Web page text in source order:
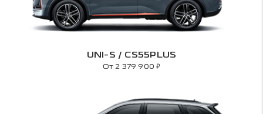
UNI-S / CS55PLUS
От 2 379 900₽